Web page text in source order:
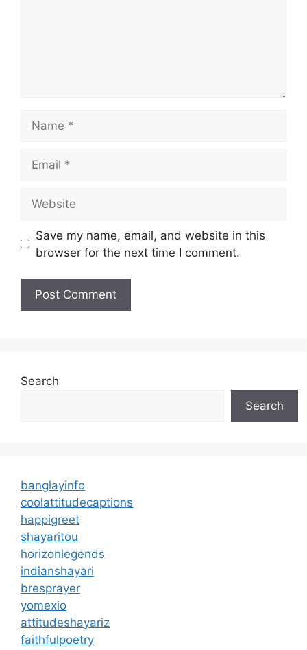
Save my name, email, and website in this
browser for the next time I comment.
Search
Search
banglayinfo
coolattitudecaptions
happigreet
shayaritou
horizonlegends
indianshayari
bresprayer
yomexio
attitudeshayariz
faithfulpoetry